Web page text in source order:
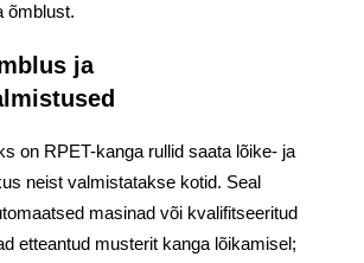
õmblust.
ja
on RPET-kanga rullid saata lõike- ja
neist valmistatakse kotid. Seal
masinad või kvalifitseeritud
etteantud musterit kanga lõikamisel;